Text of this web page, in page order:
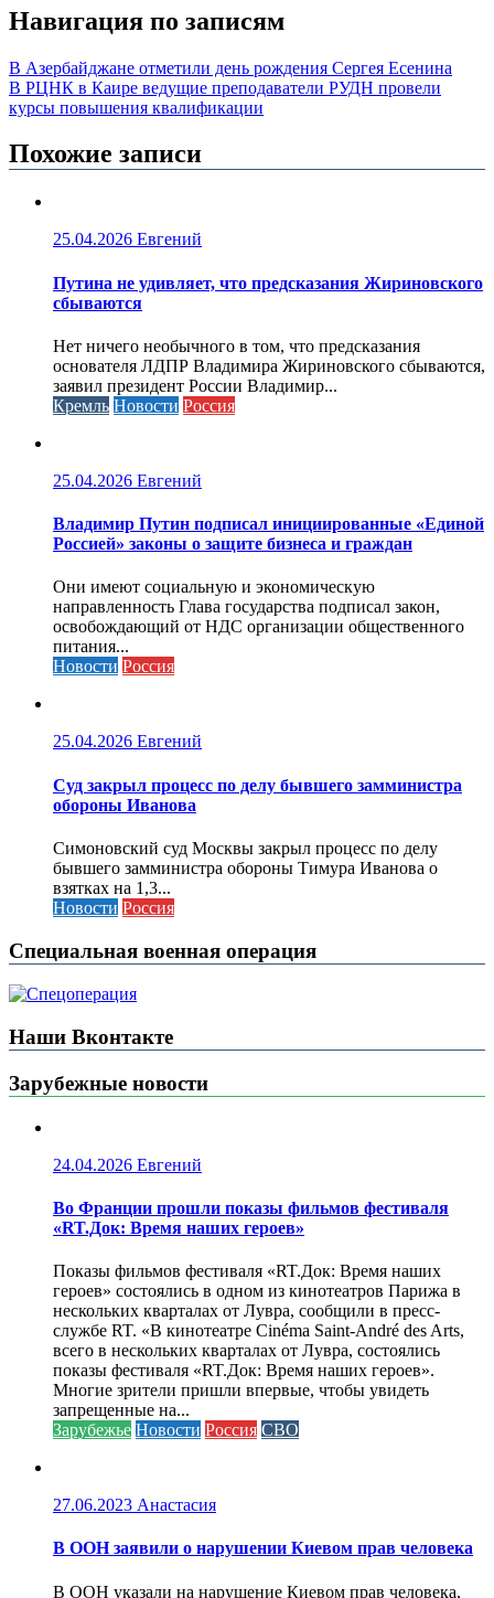
Навигация по записям
В Азербайджане отметили день рождения Сергея Есенина
В РЦНК в Каире ведущие преподаватели РУДН провели
курсы повышения квалификации
Похожие записи
25.04.2026 Евгений
Путина не удивляет, что предсказания Жириновского
сбываются
Нет ничего необычного в том, что предсказания
основателя ЛДПР Владимира Жириновского сбываются,
заявил президент России Владимир...
Кремль Новости Россия
25.04.2026 Евгений
Владимир Путин подписал инициированные «Единой
Россией» законы о защите бизнеса и граждан
Они имеют социальную и экономическую
направленность Глава государства подписал закон,
освобождающий от НДС организации общественного
питания...
Новости Россия
25.04.2026 Евгений
Cуд закрыл процесс по делу бывшего замминистра
обороны Иванова
Симоновский суд Москвы закрыл процесс по делу
бывшего замминистра обороны Тимура Иванова о
взятках на 1,3...
Новости Россия
Специальная военная операция
Наши Вконтакте
Зарубежные новости
24.04.2026 Евгений
Во Франции прошли показы фильмов фестиваля
«RT.Док: Время наших героев»
Показы фильмов фестиваля «RT.Док: Время наших
героев» состоялись в одном из кинотеатров Парижа в
нескольких кварталах от Лувра, сообщили в пресс-
службе RT. «В кинотеатре Cinéma Saint-André des Arts,
всего в нескольких кварталах от Лувра, состоялись
показы фестиваля «RT.Док: Время наших героев».
Многие зрители пришли впервые, чтобы увидеть
запрещенные на...
Зарубежье Новости Россия СВО
27.06.2023 Анастасия
В ООН заявили о нарушении Киевом прав человека
В ООН указали на нарушение Киевом прав человека,